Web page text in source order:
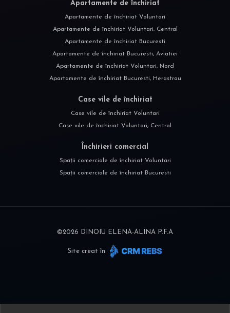
Apartamente de închiriat
Apartamente de închiriat Voluntari
Apartamente de închiriat Voluntari, Central
Apartamente de închiriat Bucuresti
Apartamente de închiriat Bucuresti, Aviatiei
Apartamente de închiriat Voluntari, Nord
Apartamente de închiriat Bucuresti, Herastrau
Case vile de închiriat
Case vile de închiriat Voluntari
Case vile de închiriat Voluntari, Central
Închirieri comercial
Spații comerciale de închiriat Voluntari
Spații comerciale de închiriat Bucuresti
©2026 DINOIU ELENA-ALINA P.F.A
Site creat în